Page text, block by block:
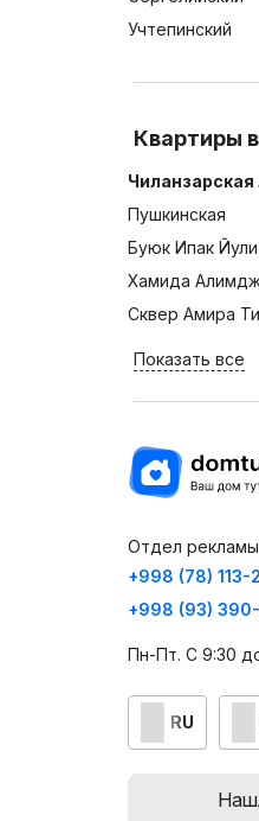
Учтепинский
Квартиры
Чиланзарская
Пушкинская
Буюк Ипак Йули
Хамида
Сквер Амира
Показать все
Отдел рекламы
+998 (78)
+998 (93)
Пн-Пт. С 9:30
RU